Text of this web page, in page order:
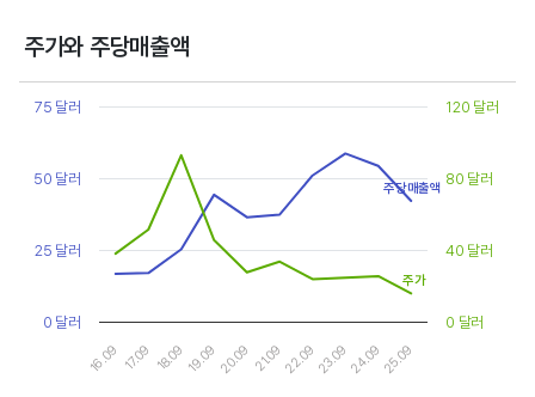
주가와 주당매출액
Chart
Line chart with 2 lines.
The chart has 1 X axis displaying categories.
The chart has 2 Y axes displaying values, and values.
16.09 17.09 18.09 19.09 20.09 21.0922.0923.0924.0925.09
0 달러
25 달러
50 달러
75 달러
0 달러
40 달러
80 달러
120 달러
주당매출액
주가